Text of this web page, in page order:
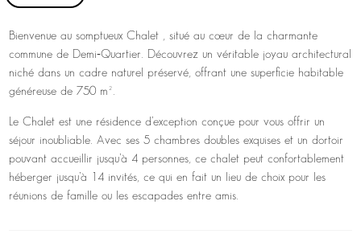
Bienvenue au somptueux Chalet , situé au cœur de la charmante
commune de Demi‑Quartier. Découvrez un véritable joyau architectural
niché dans un cadre naturel préservé, offrant une superficie habitable
généreuse de 750 m².
Le Chalet est une résidence d’exception conçue pour vous offrir un
séjour inoubliable. Avec ses 5 chambres doubles exquises et un dortoir
pouvant accueillir jusqu’à 4 personnes, ce chalet peut confortablement
héberger jusqu’à 14 invités, ce qui en fait un lieu de choix pour les
réunions de famille ou les escapades entre amis.